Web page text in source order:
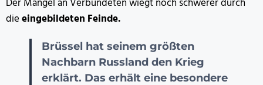
dieeingebildeten Feinde.
Brüssel hat seinem größten
Nachbarn Russland den Krieg
erklärt. Das erhält eine besondere